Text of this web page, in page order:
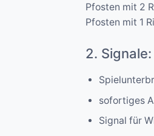
Pfosten mit 2
Pfosten mit 1
2. Signale:
sofortiges
Signal für